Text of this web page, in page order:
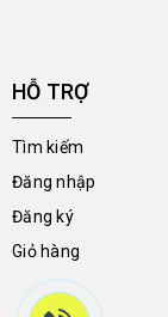
HỖ TRỢ
Tìm kiếm
Đăng nhập
Đăng ký
Giỏ hàng